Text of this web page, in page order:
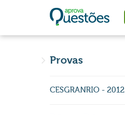
Provas
CESGRANRIO -